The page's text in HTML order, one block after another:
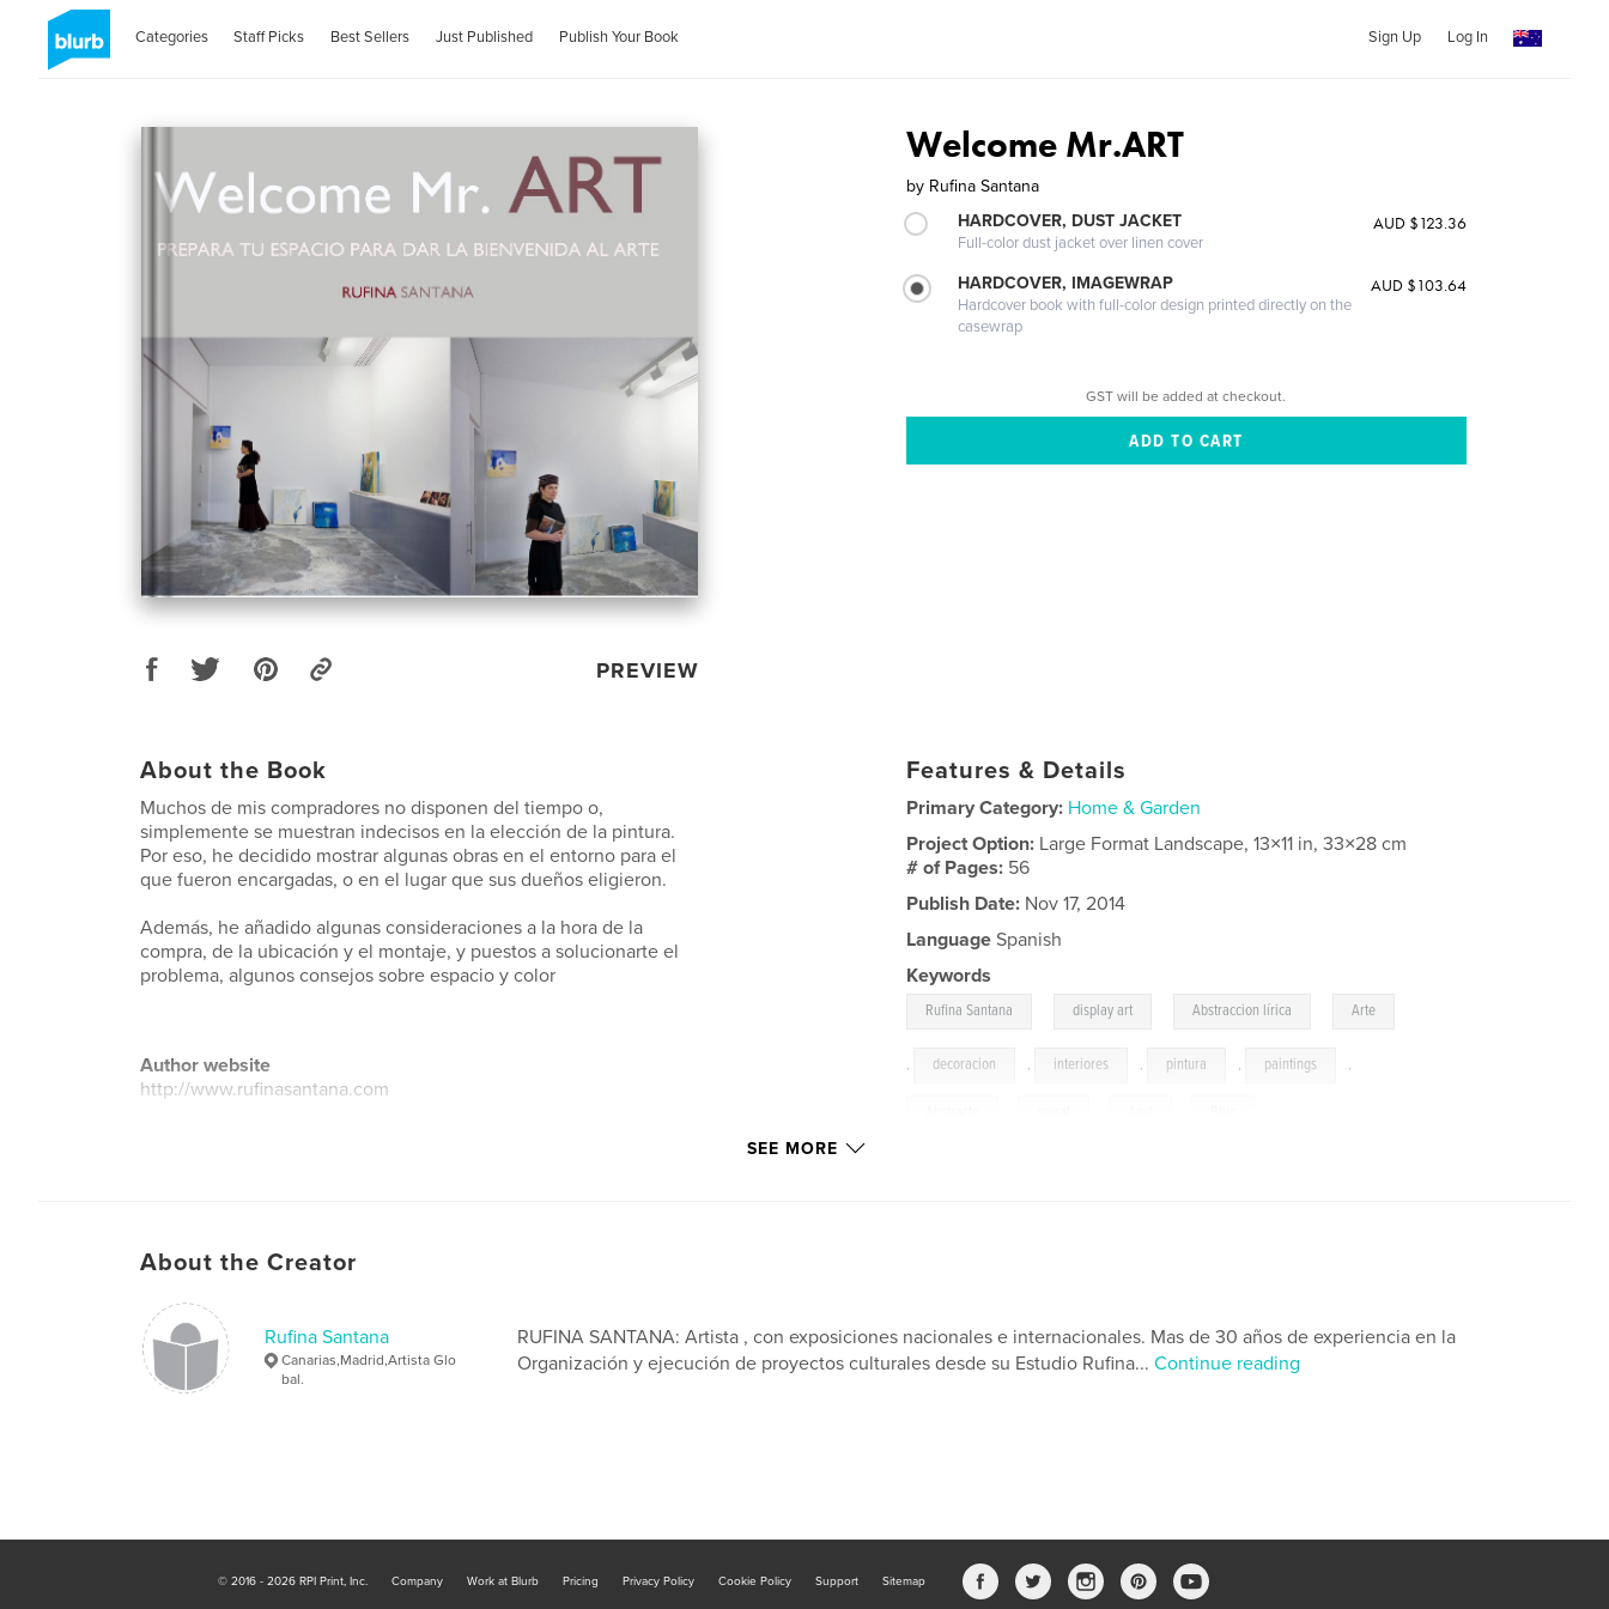
Categories Staff Picks Best Sellers Just Published Publish Your Book Sign Up Log In
PREVIEW
Welcome Mr.ART
by Rufina Santana
HARDCOVER, DUST JACKET
Full-color dust jacket over linen cover
AUD $123.36
HARDCOVER, IMAGEWRAP
Hardcover book with full-color design printed directly on the
casewrap
AUD $103.64
GST will be added at checkout.
About the Book
Muchos de mis compradores no disponen del tiempo o,
simplemente se muestran indecisos en la elección de la pintura.
Por eso, he decidido mostrar algunas obras en el entorno para el
que fueron encargadas, o en el lugar que sus dueños eligieron.
Además, he añadido algunas consideraciones a la hora de la
compra, de la ubicación y el montaje, y puestos a solucionarte el
problema, algunos consejos sobre espacio y color
Author website
http://www.rufinasantana.com
Features & Details
Primary Category: Home & Garden
Project Option: Large Format Landscape, 13×11 in, 33×28 cm
# of Pages: 56
Publish Date: Nov 17, 2014
Language Spanish
Keywords
Rufina Santana display art Abstraccion lírica Arte
, decoracion , interiores , pintura , paintings ,
SEE MORE
About the Creator
Rufina Santana
Canarias,Madrid,Artista Glo
bal.
RUFINA SANTANA: Artista , con exposiciones nacionales e internacionales. Mas de 30 años de experiencia en la
Organización y ejecución de proyectos culturales desde su Estudio Rufina... Continue reading
© 2016 - 2026 RPI Print, Inc. Company Work at Blurb Pricing Privacy Policy Cookie Policy Support Sitemap